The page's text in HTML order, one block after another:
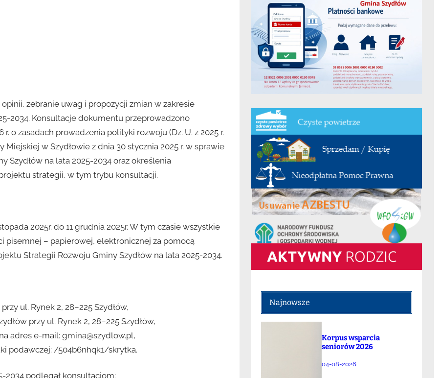
zebranie uwag i propozycji zmian w zakresie
2034. Konsultacje dokumentu przeprowadzono
o zasadach prowadzenia polityki rozwoju (Dz. U. z 2025 r.
w Szydłowie z dnia 30 stycznia 2025 r. w sprawie
Szydłów na lata 2025-2034 oraz określenia
strategii, w tym trybu konsultacji.
2025r. do 11 grudnia 2025r. W tym czasie wszystkie
pisemnej – papierowej, elektronicznej za pomocą
Strategii Rozwoju Gminy Szydłów na lata 2025-2034.
ul. Rynek 2, 28–225 Szydłów,
przy ul. Rynek 2, 28–225 Szydłów,
adres e-mail: gmina@szydlow.pl,
podawczej: /504b6nhqk1/skrytka.
2034 podlegał konsultacjom:
Najnowsze
Korpus wsparcia
seniorów 2026
04-08-2026